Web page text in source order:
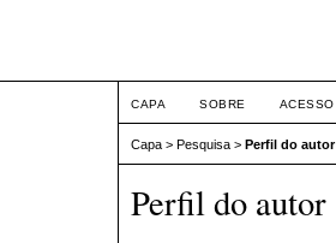
CAPA SOBRE ACESSO
Capa > Pesquisa > Perfil do autor
Perfil do autor